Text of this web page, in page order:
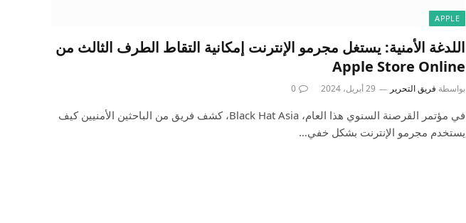
APPLE
اللدغة الأمنية: يستغل مجرمو الإنترنت إمكانية التقاط الطرف الثالث من
Apple Store Online
بواسطة فريق التحرير 29 أبريل، 2024 0
في مؤتمر القرصنة السنوي هذا العام، Black Hat Asia، كشف فريق من الباحثين الأمنيين كيف
يستخدم مجرمو الإنترنت بشكل خفي…